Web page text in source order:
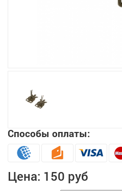
Способы оплаты:
Цена: 150 руб